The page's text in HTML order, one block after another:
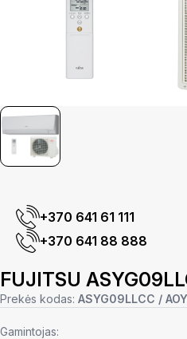
+370 641 61 111
+370 641 88 888
FUJITSU
Prekės kodas: ASYG09LLCC /
Gamintojas: